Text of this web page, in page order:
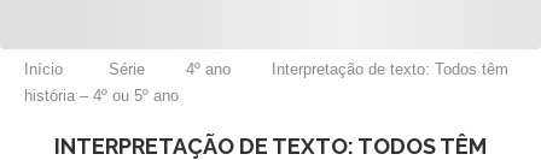
Início Série 4º ano
Interpretação de texto: Todos têm
história – 4º ou 5º ano
INTERPRETAÇÃO DE TEXTO: TODOS TÊM